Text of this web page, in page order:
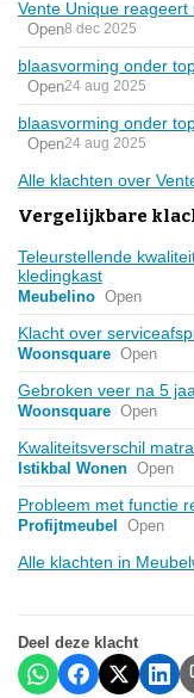
Vente Unique
Open8 dec 2025
blaasvorming onder
Open24 aug 2025
blaasvorming onder
Open24 aug 2025
Alle klachten over
Vergelijkbare
Teleurstellende
kledingkast
Meubelino Open
Klacht over
Woonsquare Open
Gebroken veer na 5
Woonsquare Open
Kwaliteitsverschil
Istikbal Wonen Open
Probleem met functie
Profijtmeubel Open
Alle klachten in
Deel deze klacht